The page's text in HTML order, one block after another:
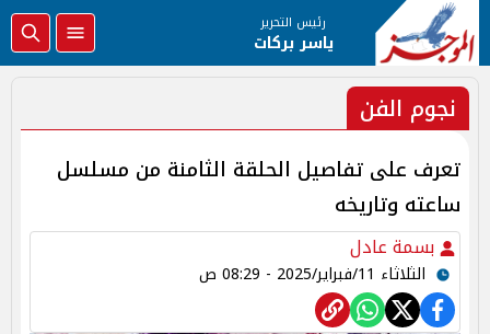
رئيس التحرير
ياسر بركات
نجوم الفن
تعرف على تفاصيل الحلقة الثامنة من مسلسل
ساعته وتاريخه
بسمة عادل
الثلاثاء 11/فبراير/2025 - 08:29 ص